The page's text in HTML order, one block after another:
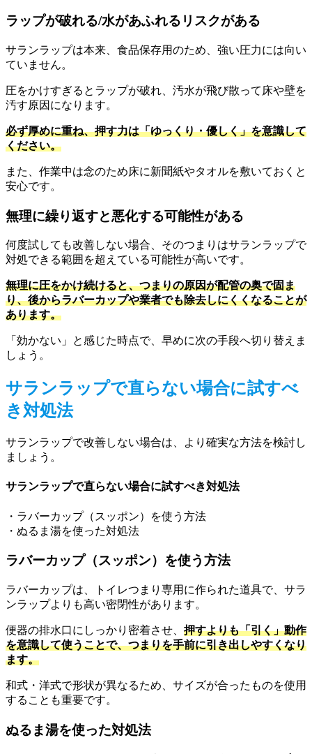
ラップが破れる/水があふれるリスクがある
サランラップは本来、食品保存用のため、強い圧力には向い
ていません。
圧をかけすぎるとラップが破れ、汚水が飛び散って床や壁を
汚す原因になります。
必ず厚めに重ね、押す力は「ゆっくり・優しく」を意識して
ください。
また、作業中は念のため床に新聞紙やタオルを敷いておくと
安心です。
無理に繰り返すと悪化する可能性がある
何度試しても改善しない場合、そのつまりはサランラップで
対処できる範囲を超えている可能性が高いです。
無理に圧をかけ続けると、つまりの原因が配管の奥で固ま
り、後からラバーカップや業者でも除去しにくくなることが
あります。
「効かない」と感じた時点で、早めに次の手段へ切り替えま
しょう。
サランラップで直らない場合に試すべ
き対処法
サランラップで改善しない場合は、より確実な方法を検討し
ましょう。
サランラップで直らない場合に試すべき対処法
・ラバーカップ（スッポン）を使う方法
・ぬるま湯を使った対処法
ラバーカップ（スッポン）を使う方法
ラバーカップは、トイレつまり専用に作られた道具で、サラ
ンラップよりも高い密閉性があります。
便器の排水口にしっかり密着させ、 押すよりも「引く」動作
を意識して使うことで、つまりを手前に引き出しやすくなり
ます。
和式・洋式で形状が異なるため、サイズが合ったものを使用
することも重要です。
ぬるま湯を使った対処法